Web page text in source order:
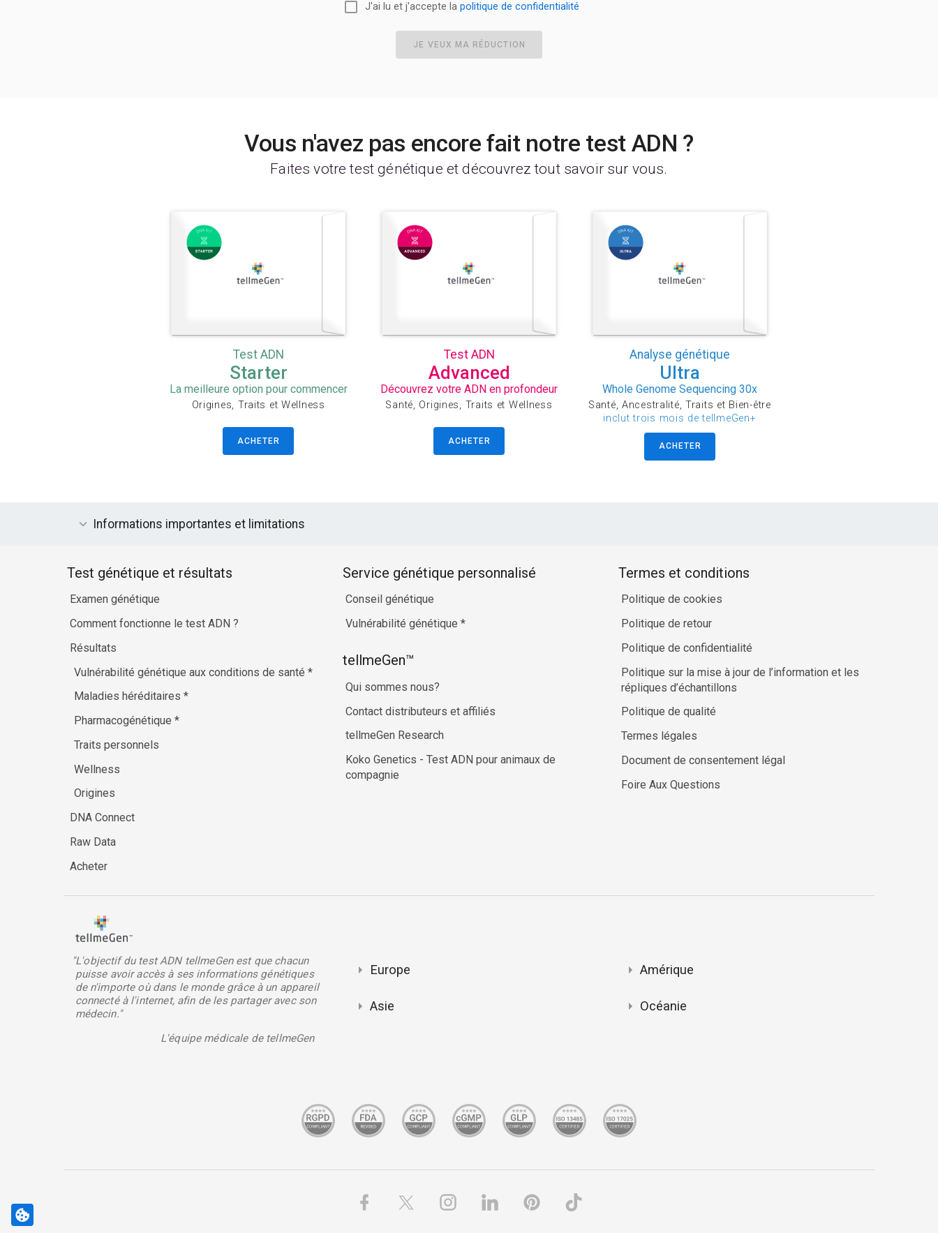
J'ai lu et j'accepte la politique de confidentialité
JE VEUX MA RÉDUCTION
Vous n'avez pas encore fait notre test ADN ?
Faites votre test génétique et découvrez tout savoir sur vous.
Test ADN
Starter
La meilleure option pour commencer
Origines, Traits et Wellness
ACHETER
Test ADN
Advanced
Découvrez votre ADN en profondeur
Santé, Origines, Traits et Wellness
ACHETER
Analyse génétique
Ultra
Whole Genome Sequencing 30x
Santé, Ancestralité, Traits et Bien-être
inclut trois mois de tellmeGen+
ACHETER
Informations importantes et limitations
Test génétique et résultats
Examen génétique
Comment fonctionne le test ADN ?
Résultats
Vulnérabilité génétique aux conditions de santé *
Maladies héréditaires *
Pharmacogénétique *
Traits personnels
Wellness
Origines
DNA Connect
Raw Data
Acheter
Service génétique personnalisé
Conseil génétique
Vulnérabilité génétique *
tellmeGen™
Qui sommes nous?
Contact distributeurs et affiliés
tellmeGen Research
Koko Genetics - Test ADN pour animaux de
compagnie
Termes et conditions
Politique de cookies
Politique de retour
Politique de confidentialité
Politique sur la mise à jour de l’information et les
répliques d’échantillons
Politique de qualité
Termes légales
Document de consentement légal
Foire Aux Questions
"L'objectif du test ADN tellmeGen est que chacun
puisse avoir accès à ses informations génétiques
de n'importe où dans le monde grâce à un appareil
connecté à l'internet, afin de les partager avec son
médecin."
L'équipe médicale de tellmeGen
Europe
Asie
Amérique
Océanie